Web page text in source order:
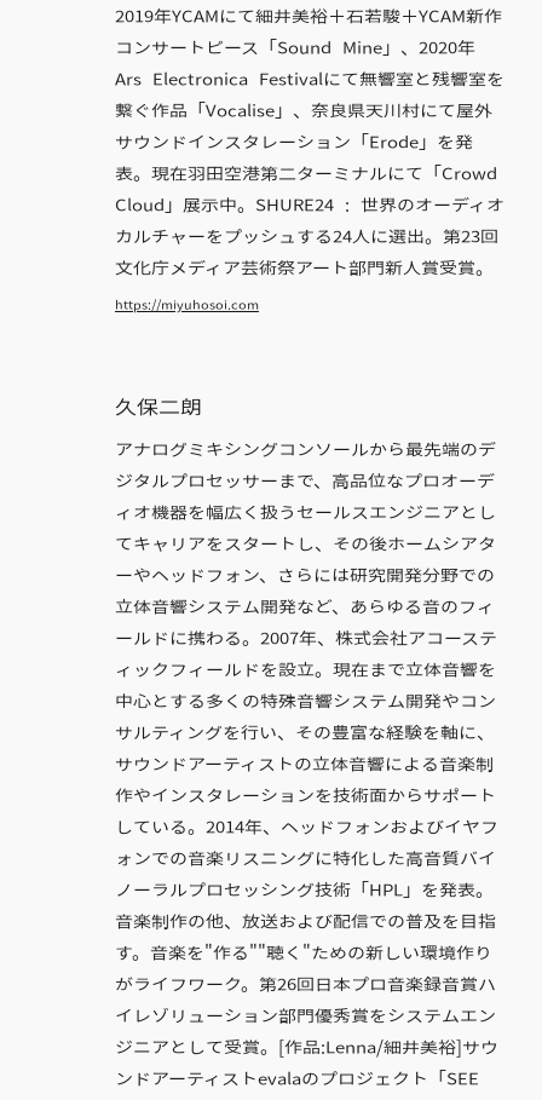
2019年YCAMにて細井美裕＋石若駿＋YCAM新作
コンサートピース「Sound Mine」、2020年
Ars Electronica Festivalにて無響室と残響室を
繋ぐ作品「Vocalise」、奈良県天川村にて屋外
サウンドインスタレーション「Erode」を発
表。現在羽田空港第二ターミナルにて「Crowd
Cloud」展示中。SHURE24 : 世界のオーディオ
カルチャーをプッシュする24人に選出。第23回
文化庁メディア芸術祭アート部門新人賞受賞。
https://miyuhosoi.com
久保二朗
アナログミキシングコンソールから最先端のデ
ジタルプロセッサーまで、高品位なプロオーデ
ィオ機器を幅広く扱うセールスエンジニアとし
てキャリアをスタートし、その後ホームシアタ
ーやヘッドフォン、さらには研究開発分野での
立体音響システム開発など、あらゆる音のフィ
ールドに携わる。2007年、株式会社アコーステ
ィックフィールドを設立。現在まで立体音響を
中心とする多くの特殊音響システム開発やコン
サルティングを行い、その豊富な経験を軸に、
サウンドアーティストの立体音響による音楽制
作やインスタレーションを技術面からサポート
している。2014年、ヘッドフォンおよびイヤフ
ォンでの音楽リスニングに特化した高音質バイ
ノーラルプロセッシング技術「HPL」を発表。
音楽制作の他、放送および配信での普及を目指
す。音楽を"作る""聴く"ための新しい環境作り
がライフワーク。第26回日本プロ音楽録音賞ハ
イレゾリューション部門優秀賞をシステムエン
ジニアとして受賞。[作品:Lenna/細井美裕]サウ
ンドアーティストevalaのプロジェクト「SEE